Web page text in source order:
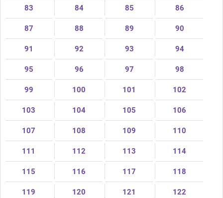
83 84 85 86
87 88 89 90
91 92 93 94
95 96 97 98
99 100 101 102
103 104 105 106
107 108 109 110
111 112 113 114
115 116 117 118
119 120 121 122